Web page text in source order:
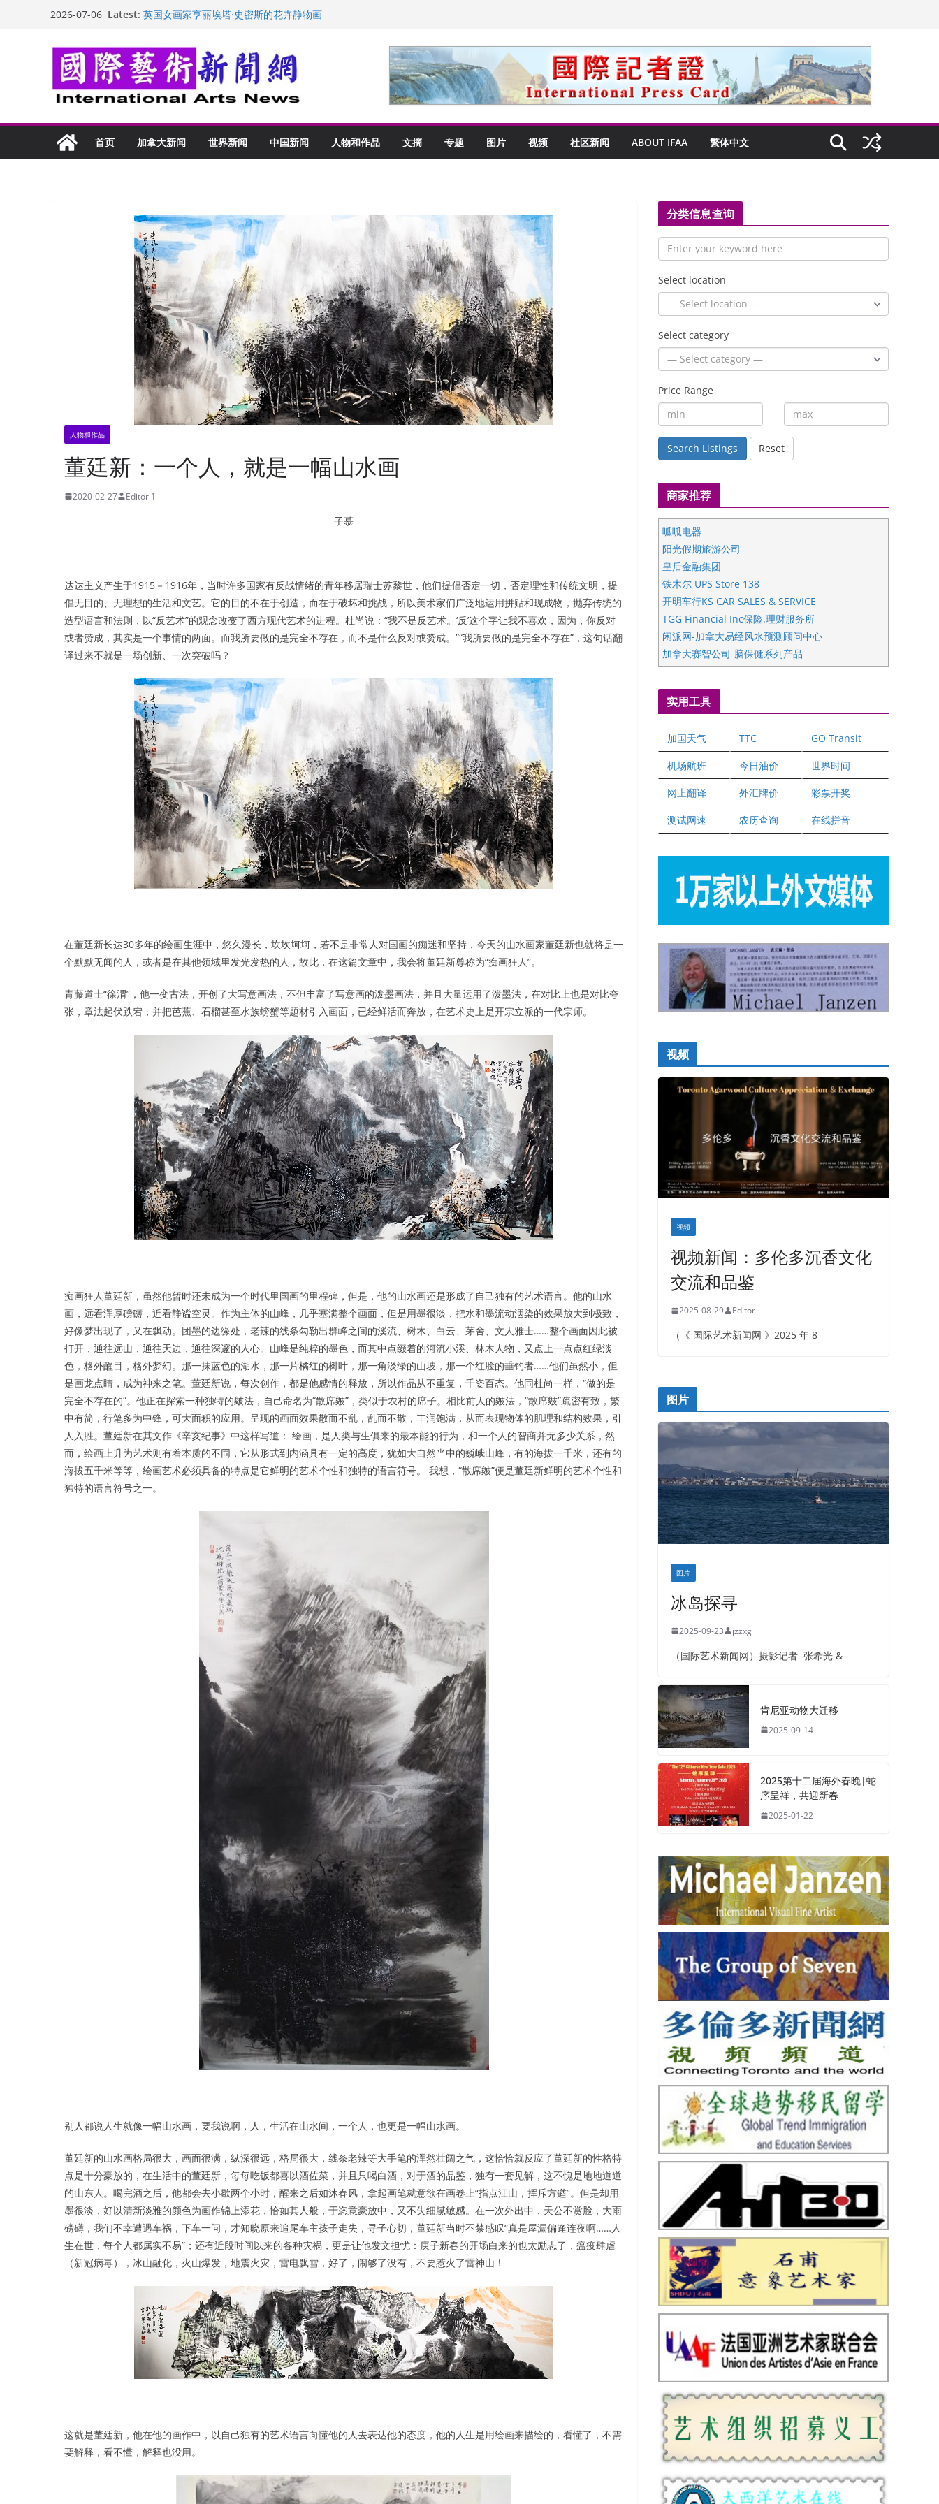
2026-07-06 Latest: 英国女画家亨丽埃塔·史密斯的花卉静物画
苏方 ：“字”得其乐
“梵心”归处：一场展览 连着攀枝花的千里乡愁
首页 加拿大新闻 世界新闻 中国新闻 人物和作品 文摘 专题 图片 视频 社区新闻 ABOUT IFAA 繁体中文
人物和作品
董廷新：一个人，就是一幅山水画
2020-02-27 Editor 1
子慕
达达主义产生于1915－1916年，当时许多国家有反战情绪的青年移居瑞士苏黎世，他们提倡否定一切，否定理性和传统文明，提
倡无目的、无理想的生活和文艺。它的目的不在于创造，而在于破坏和挑战，所以美术家们广泛地运用拼贴和现成物，抛弃传统的
造型语言和法则，以“反艺术”的观念改变了西方现代艺术的进程。杜尚说：“我不是反艺术。‘反’这个字让我不喜欢，因为，你反对
或者赞成，其实是一个事情的两面。而我所要做的是完全不存在，而不是什么反对或赞成。”“我所要做的是完全不存在”，这句话翻
译过来不就是一场创新、一次突破吗？
在董廷新长达30多年的绘画生涯中，悠久漫长，坎坎坷坷，若不是非常人对国画的痴迷和坚持，今天的山水画家董廷新也就将是一
个默默无闻的人，或者是在其他领域里发光发热的人，故此，在这篇文章中，我会将董廷新尊称为“痴画狂人”。
青藤道士“徐渭”，他一变古法，开创了大写意画法，不但丰富了写意画的泼墨画法，并且大量运用了泼墨法，在对比上也是对比夸
张，章法起伏跌宕，并把芭蕉、石榴甚至水族螃蟹等题材引入画面，已经鲜活而奔放，在艺术史上是开宗立派的一代宗师。
痴画狂人董廷新，虽然他暂时还未成为一个时代里国画的里程碑，但是，他的山水画还是形成了自己独有的艺术语言。他的山水
画，远看浑厚磅礴，近看静谧空灵。作为主体的山峰，几乎塞满整个画面，但是用墨很淡，把水和墨流动洇染的效果放大到极致，
好像梦出现了，又在飘动。团墨的边缘处，老辣的线条勾勒出群峰之间的溪流、树木、白云、茅舍、文人雅士……整个画面因此被
打开，通往远山，通往天边，通往深邃的人心。山峰是纯粹的墨色，而其中点缀着的河流小溪、林木人物，又点上一点点红绿淡
色，格外醒目，格外梦幻。那一抹蓝色的湖水，那一片橘红的树叶，那一角淡绿的山坡，那一个红脸的垂钓者……他们虽然小，但
是画龙点睛，成为神来之笔。董廷新说，每次创作，都是他感情的释放，所以作品从不重复，千姿百态。他同杜尚一样，“做的是
完全不存在的”。他正在探索一种独特的皴法，自己命名为“散席皴”，类似于农村的席子。相比前人的皴法，“散席皴”疏密有致，繁
中有简，行笔多为中锋，可大面积的应用。呈现的画面效果散而不乱，乱而不散，丰润饱满，从而表现物体的肌理和结构效果，引
人入胜。董廷新在其文作《辛亥纪事》中这样写道： 绘画，是人类与生俱来的最本能的行为，和一个人的智商并无多少关系，然
而，绘画上升为艺术则有着本质的不同，它从形式到内涵具有一定的高度，犹如大自然当中的巍峨山峰，有的海拔一千米，还有的
海拔五千米等等，绘画艺术必须具备的特点是它鲜明的艺术个性和独特的语言符号。 我想，“散席皴”便是董廷新鲜明的艺术个性和
独特的语言符号之一。
别人都说人生就像一幅山水画，要我说啊，人，生活在山水间，一个人，也更是一幅山水画。
董廷新的山水画格局很大，画面很满，纵深很远，格局很大，线条老辣等大手笔的浑然壮阔之气，这恰恰就反应了董廷新的性格特
点是十分豪放的，在生活中的董廷新，每每吃饭都喜以酒佐菜，并且只喝白酒，对于酒的品鉴，独有一套见解，这不愧是地地道道
的山东人。喝完酒之后，他都会去小歇两个小时，醒来之后如沐春风，拿起画笔就意欲在画卷上“指点江山，挥斥方遒”。但是却用
墨很淡，好以清新淡雅的颜色为画作锦上添花，恰如其人般，于恣意豪放中，又不失细腻敏感。在一次外出中，天公不赏脸，大雨
磅礴，我们不幸遭遇车祸，下车一问，才知晓原来追尾车主孩子走失，寻子心切，董廷新当时不禁感叹“真是屋漏偏逢连夜啊……人
生在世，每个人都属实不易”；还有近段时间以来的各种灾祸，更是让他发文担忧：庚子新春的开场白来的也太励志了，瘟疫肆虐
（新冠病毒），冰山融化，火山爆发，地震火灾，雷电飘雪，好了，闹够了没有，不要惹火了雷神山！
这就是董廷新，他在他的画作中，以自己独有的艺术语言向懂他的人去表达他的态度，他的人生是用绘画来描绘的，看懂了，不需
要解释，看不懂，解释也没用。
分类信息查询
Select location
Select category
Price Range
Search Listings Reset
商家推荐
呱呱电器
阳光假期旅游公司
皇后金融集团
铁木尔 UPS Store 138
开明车行KS CAR SALES & SERVICE
TGG Financial Inc保险.理财服务所
闲派网-加拿大易经风水预测顾问中心
加拿大赛智公司-脑保健系列产品
五星国艺拍卖及评估公司
国际注册执业营养师公会
爱德华连锁酒店万锦分店
健健宝公司
二十一世纪美联地产公司
全球趋势移民留学
盛达资本
正点印艺设计
实用工具
加国天气 TTC GO Transit
机场航班 今日油价 世界时间
网上翻译 外汇牌价 彩票开奖
测试网速 农历查询 在线拼音
视频
视频
视频新闻：多伦多沉香文化
交流和品鉴
2025-08-29 Editor
（《 国际艺术新闻网 》2025 年 8
图片
图片
冰岛探寻
2025-09-23 jzzxg
（国际艺术新闻网）摄影记者 张希光 &
肯尼亚动物大迁移
2025-09-14
2025第十二届海外春晚|蛇
序呈祥，共迎新春
2025-01-22